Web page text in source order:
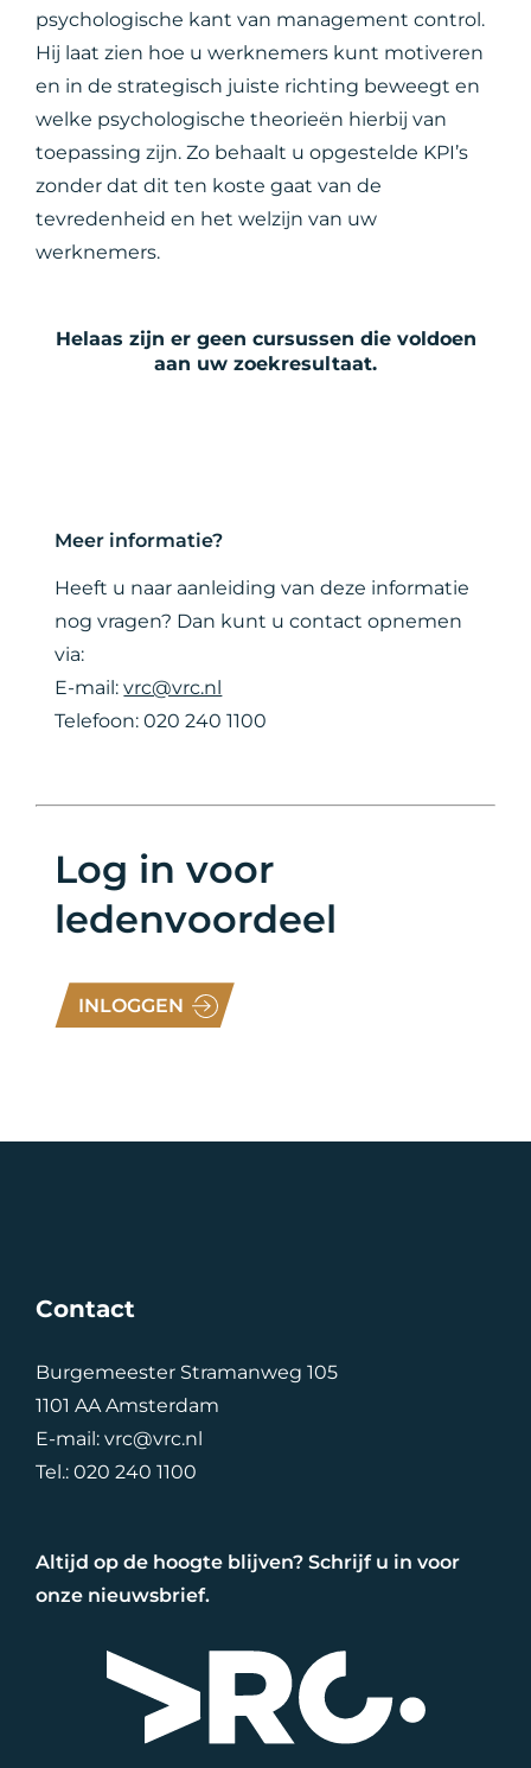
psychologische kant van management control.
Hij laat zien hoe u werknemers kunt motiveren
en in de strategisch juiste richting beweegt en
welke psychologische theorieën hierbij van
toepassing zijn. Zo behaalt u opgestelde KPI’s
zonder dat dit ten koste gaat van de
tevredenheid en het welzijn van uw
werknemers.
Helaas zijn er geen cursussen die voldoen
aan uw zoekresultaat.
Meer informatie?
Heeft u naar aanleiding van deze informatie
nog vragen? Dan kunt u contact opnemen
via:
E-mail:vrc@vrc.nl
Telefoon: 020 240 1100
Log in voor
ledenvoordeel
INLOGGEN
Contact
Burgemeester Stramanweg 105
1101 AA Amsterdam
E-mail:vrc@vrc.nl
Tel.:020 240 1100
Altijd op de hoogte blijven? Schrijf u in voor
onze nieuwsbrief.